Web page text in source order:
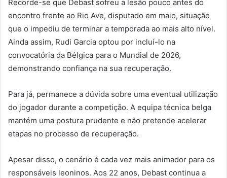
Recorde-se que Debast sofreu a lesão pouco antes do
encontro frente ao Rio Ave, disputado em maio, situação
que o impediu de terminar a temporada ao mais alto nível.
Ainda assim, Rudi Garcia optou por incluí-lo na
convocatória da Bélgica para o Mundial de 2026,
demonstrando confiança na sua recuperação.
Para já, permanece a dúvida sobre uma eventual utilização
do jogador durante a competição. A equipa técnica belga
mantém uma postura prudente e não pretende acelerar
etapas no processo de recuperação.
Apesar disso, o cenário é cada vez mais animador para os
responsáveis leoninos. Aos 22 anos, Debast continua a